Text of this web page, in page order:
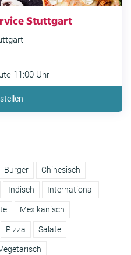
Stuttgart
11:00 Uhr
Burger Chinesisch
Indisch International
Mexikanisch
Pizza Salate